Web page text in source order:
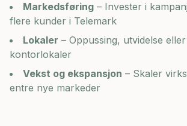
Markedsføring – Invester i
flere kunder i Telemark
Lokaler – Oppussing, utvidelse
kontorlokaler
Vekst og ekspansjon – Skaler
entre nye markeder